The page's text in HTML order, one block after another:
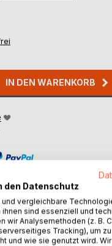
IN DEN WARENKORB
den Datenschutz
vergleichbare
ihnen sind essenziell und
wir Analysemethoden (z. B.
Tracking), um
und wie sie genutzt wird.